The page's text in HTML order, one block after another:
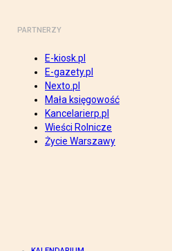
PARTNERZY
E-kiosk.pl
E-gazety.pl
Nexto.pl
Mała księgowość
Kancelarierp.pl
Wieści Rolnicze
Życie Warszawy